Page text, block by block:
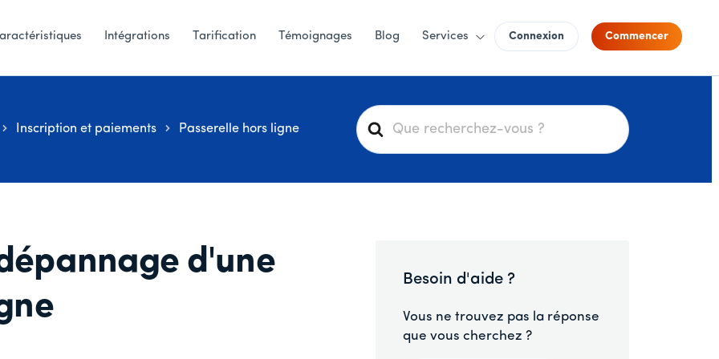
Intégrations Tarification Témoignages Blog Services Connexion Commencer
R
e
Inscription et paiements Passerelle hors ligne
d'une
Besoin d'aide ?
Vous ne trouvez pas la réponse
que vous cherchez ?